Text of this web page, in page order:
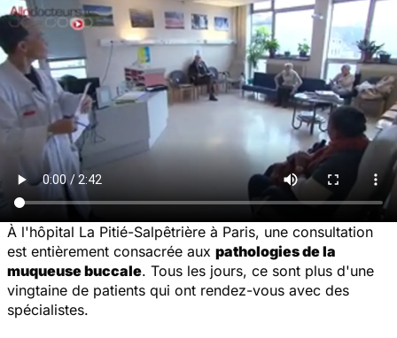
À l'hôpital La Pitié-Salpêtrière à Paris, une consultation
est entièrement consacrée aux pathologies de la
muqueuse buccale. Tous les jours, ce sont plus d'une
vingtaine de patients qui ont rendez-vous avec des
spécialistes.